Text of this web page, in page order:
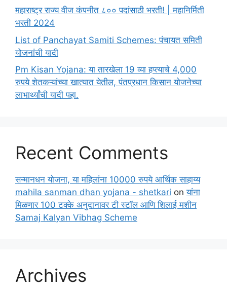
महाराष्ट्र राज्य वीज कंपनीत ८०० पदांसाठी भरती! | महानिर्मिती
भरती 2024
List of Panchayat Samiti Schemes: पंचायत समिती
योजनांची यादी
Pm Kisan Yojana: या तारखेला 19 व्या हप्त्याचे 4,000
रुपये शेतकऱ्यांच्या खात्यात येतील, पंतप्रधान किसान योजनेच्या
लाभार्थ्यांची यादी पहा.
Recent Comments
सन्मानधन योजना, या महिलांना 10000 रुपये आर्थिक साहाय्य
mahila sanman dhan yojana - shetkari onयांना
मिळणार 100 टक्के अनुदानावर टी स्टॉल आणि शिलाई मशीन
Samaj Kalyan Vibhag Scheme
Archives